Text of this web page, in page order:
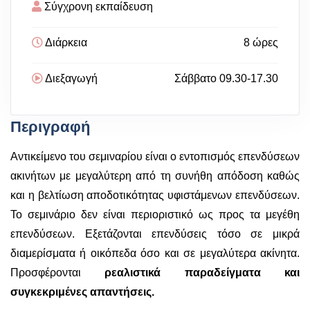
Σύγχρονη εκπαίδευση
Διάρκεια 8 ώρες
Διεξαγωγή Σάββατο 09.30-17.30
Περιγραφή
Αντικείμενο του σεμιναρίου είναι ο εντοπισμός επενδύσεων
ακινήτων με μεγαλύτερη από τη συνήθη απόδοση καθώς
και η βελτίωση αποδοτικότητας υφιστάμενων επενδύσεων.
Το σεμινάριο δεν είναι περιοριστικό ως προς τα μεγέθη
επενδύσεων. Εξετάζονται επενδύσεις τόσο σε μικρά
διαμερίσματα ή οικόπεδα όσο και σε μεγαλύτερα ακίνητα.
Προσφέρονται ρεαλιστικά παραδείγματα και
συγκεκριμένες απαντήσεις.